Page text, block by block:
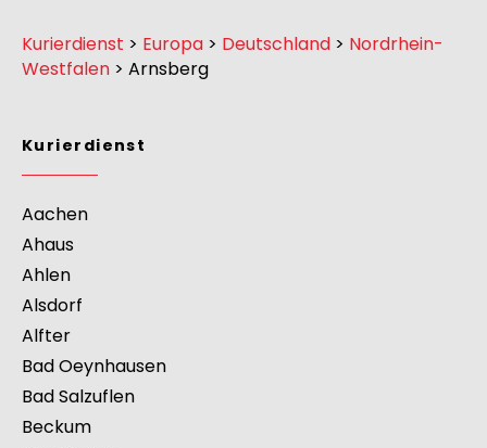
Kurierdienst>Europa
Kurierdienst
Aachen
Ahaus
Ahlen
Alsdorf
Alfter